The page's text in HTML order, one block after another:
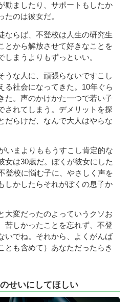
励ましたり、サポートもしたか
たのは彼女だ。
ならば、不登校は人生の研究生
とから解放させて好きなことを
しまうよりもずっといい。
うな人に、頑張らないですこし
る社会になってきた。10年ぐら
た。声のかけかた一つで若い子
されてしまう。デメリットを探
だらけだ、なんで大人はやらな
いまよりももうすこし肯定的な
女は30歳だ。ぼくが彼女にした
登校に悩む子に、やさしく声を
しかしたらそれがぼくの息子か
大変だったのよっていうクソお
苦しかったことを忘れず、不登
いでね。それから、よくがんば
とも含めて）あなただったらき
せいにしてほしい